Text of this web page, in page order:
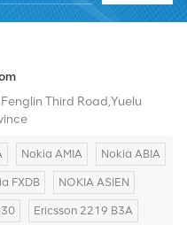
Third Road,Yuelu
Nokia AMIA Nokia ABIA
FXDB NOKIA ASIEN
Ericsson 2219 B3A